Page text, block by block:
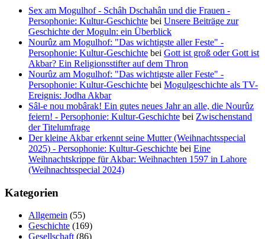
Sex am Mogulhof - Schâh Dschahân und die Frauen -
Persophonie: Kultur-Geschichte bei Unsere Beiträge zur
Geschichte der Moguln: ein Überblick
Nourûz am Mogulhof: "Das wichtigste aller Feste" -
Persophonie: Kultur-Geschichte bei Gott ist groß oder Gott ist
Akbar? Ein Religionsstifter auf dem Thron
Nourûz am Mogulhof: "Das wichtigste aller Feste" -
Persophonie: Kultur-Geschichte bei Mogulgeschichte als TV-
Ereignis: Jodha Akbar
Sâl-e nou mobârak! Ein gutes neues Jahr an alle, die Nourûz
feiern! - Persophonie: Kultur-Geschichte bei Zwischenstand
der Titelumfrage
Der kleine Akbar erkennt seine Mutter (Weihnachtsspecial
2025) - Persophonie: Kultur-Geschichte bei Eine
Weihnachtskrippe für Akbar: Weihnachten 1597 in Lahore
(Weihnachtsspecial 2024)
Kategorien
Allgemein (55)
Geschichte (169)
Gesellschaft (86)